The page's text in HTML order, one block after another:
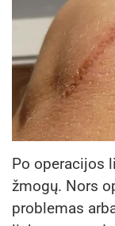
Po operacijos
žmogų. Nors
problemas